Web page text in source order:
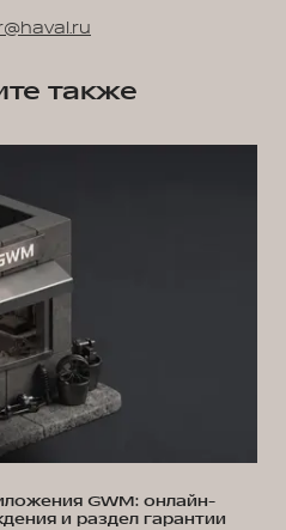
также
GWM: онлайн-
и раздел гарантии